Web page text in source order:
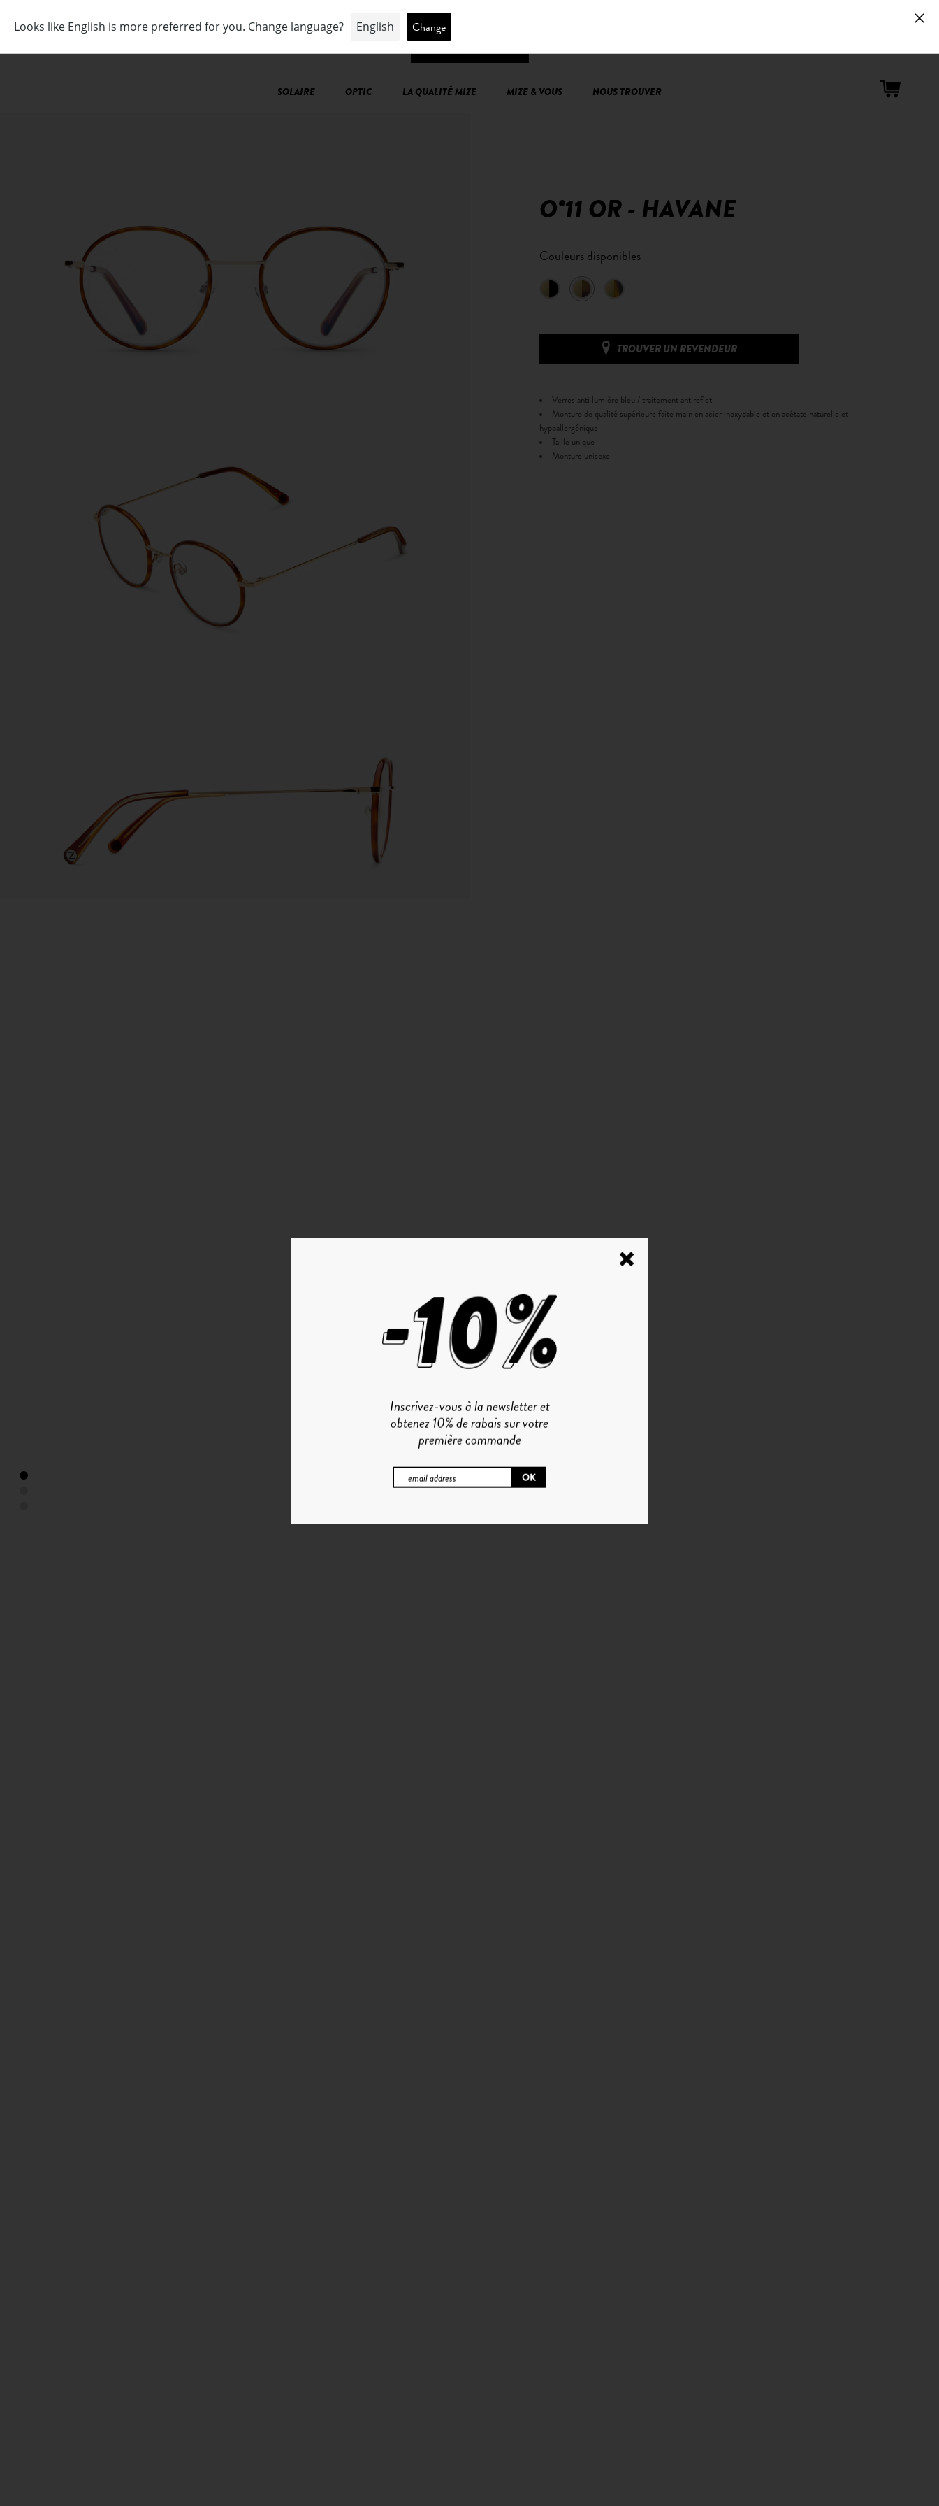
SOLAIRE OPTIC LA QUALITÉ MIZE MIZE & VOUS NOUS TROUVER
O°11 OR - HAVANE
Couleurs disponibles
TROUVER UN REVENDEUR
Verres anti lumière bleu / traitement antireflet
Monture de qualité supérieure faite main en acier inoxydable et en acétate naturelle et
hypoallergénique
Taille unique
Monture unisexe
Inscrivez-vous à la newsletter et
obtenez 10% de rabais sur votre
première commande